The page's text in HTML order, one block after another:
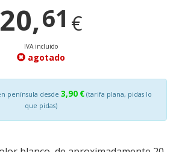
20,61 €
IVA incluido
agotado
península desde 3,90 € (tarifa plana, pidas lo
que pidas)